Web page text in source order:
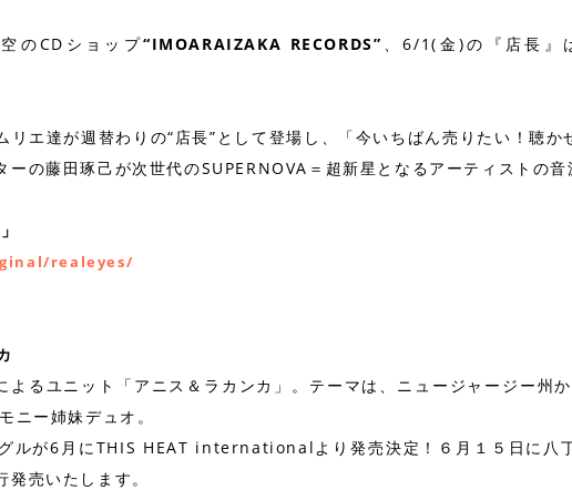
のCDショップ“IMOARAIZAKA RECORDS” 、6/1(金)の『店長』
エ達が週替わりの“店長”として登場し、「今いちばん売りたい！聴か
の藤田琢己が次世代のSUPERNOVA＝超新星となるアーティストの音
realeyes/
るユニット「アニス＆ラカンカ」。テーマは、ニュージャージー州
ニー姉妹デュオ。
ルが6月にTHIS HEAT internationalより発売決定！６月１５日に八
売いたします。